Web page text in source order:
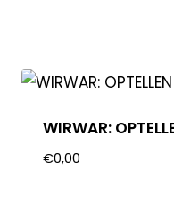
WIRWAR:
€0,00